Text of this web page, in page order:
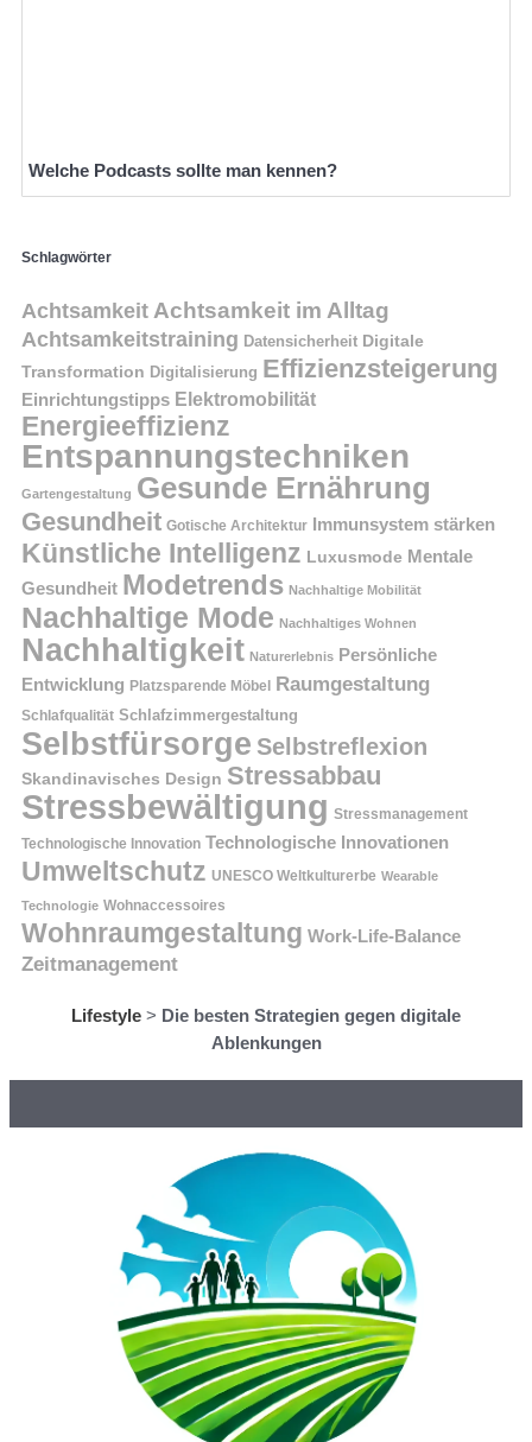
Welche Podcasts sollte man kennen?
Schlagwörter
Achtsamkeit Achtsamkeit im Alltag
Achtsamkeitstraining Datensicherheit Digitale
Transformation Digitalisierung Effizienzsteigerung
Einrichtungstipps Elektromobilität
Energieeffizienz
Entspannungstechniken
Gartengestaltung Gesunde Ernährung
Gesundheit Gotische Architektur Immunsystem stärken
Künstliche Intelligenz Luxusmode Mentale
Gesundheit Modetrends Nachhaltige Mobilität
Nachhaltige Mode Nachhaltiges Wohnen
Nachhaltigkeit Naturerlebnis Persönliche
Entwicklung Platzsparende Möbel Raumgestaltung
Schlafqualität Schlafzimmergestaltung
Selbstfürsorge Selbstreflexion
Skandinavisches Design Stressabbau
Stressbewältigung Stressmanagement
Technologische Innovation Technologische Innovationen
Umweltschutz UNESCO Weltkulturerbe Wearable
Technologie Wohnaccessoires
Wohnraumgestaltung Work-Life-Balance
Zeitmanagement
Lifestyle > Die besten Strategien gegen digitale
Ablenkungen